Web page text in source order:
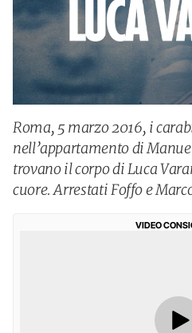
Roma, 5 marzo 2016, i
nell’appartamento di
trovano il corpo di Luca
cuore. Arrestati Foffo e
VIDEO